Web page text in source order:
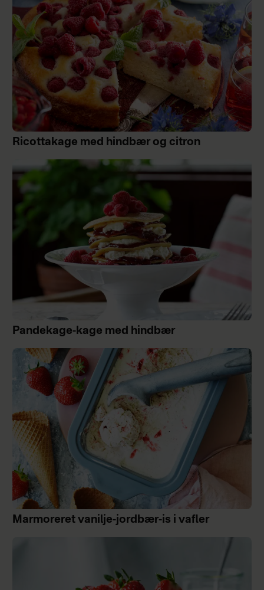
Ricottakage med hindbær og citron
Pandekage-kage med hindbær
Marmoreret vanilje-jordbær-is i vafler